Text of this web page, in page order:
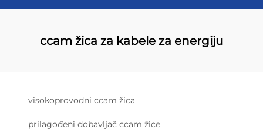
ccam žica za kabele za energiju
visokoprovodni ccam žica
prilagođeni dobavljač ccam žice